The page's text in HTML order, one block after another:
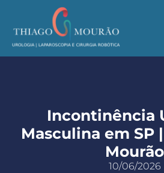
Incontinência
Masculina em SP
Mourão
10/06/2026